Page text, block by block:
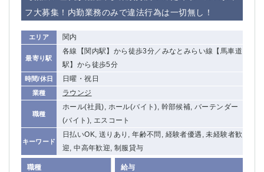
フ大募集！内勤業務のみで違法行為は一切無し！
エリア 関内
最寄り駅
各線【関内駅】から徒歩3分／みなとみらい線【馬車道
駅】から徒歩5分
時間/休日 日曜・祝日
業種 ラウンジ
職種
ホール(社員), ホール(バイト), 幹部候補, バーテンダー
(バイト), エスコート
キーワード
日払いOK, 送りあり, 年齢不問, 経験者優遇, 未経験者歓
迎, 中高年歓迎, 制服貸与
職種 給与
高崎 館林
該当求人 0件 選択した内容で設定